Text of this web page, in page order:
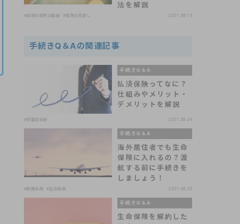
法を解説
#保険の世界は複雑 #保険の見直し 2021.08.19
手続きQ＆Aの関連記事
手続きQ＆A
払済保険ってなに？
仕組みやメリット・
デメリットを解説
#貯蓄型保険 2021.08.24
手続きQ＆A
海外居住者でも生命
保険に入れるの？渡
航する前に手続きを
しましょう！
#医療保険 #生命保険 2021.08.20
手続きQ＆A
生命保険を解約した